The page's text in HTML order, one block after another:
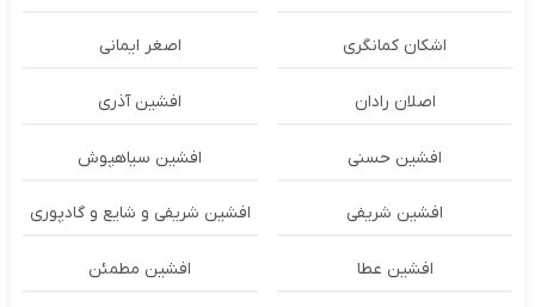
اشکان‌ کمانگری اصغر ایمانی
اصلان رادان افشین آذری
افشین حسنی افشین سیاهپوش
افشین شریفی افشین شریفی و شایع و گادپوری
افشین عطا افشین مطمئن